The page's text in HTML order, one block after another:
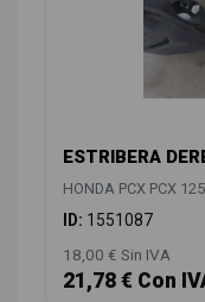
ESTRIBERA
HONDA PCX PCX
ID: 1551087
18,00 € Sin IVA
21,78 € Con